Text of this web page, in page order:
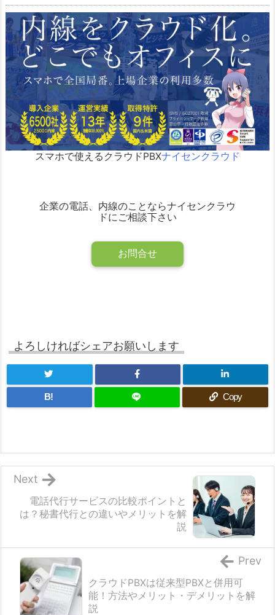
スマホで使えるクラウドPBXナイセンクラウド
企業の電話、内線のことならナイセンクラウ
ドにご相談下さい
お問合せ
よろしければシェアお願いします
B! Copy
電話代行サービスの比較ポイントと
は？秘書代行との違いやメリットを解
説
Next
クラウドPBXは従来型PBXと併用可
能！方法やメリット・デメリットを解
説
Prev